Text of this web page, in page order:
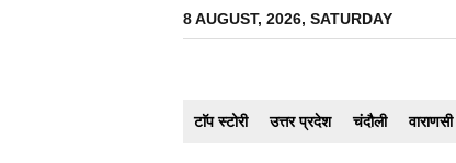
8 AUGUST, 2026, SATURDAY
टाॅप स्टोरी उत्तर प्रदेश चंदौली वाराणसी